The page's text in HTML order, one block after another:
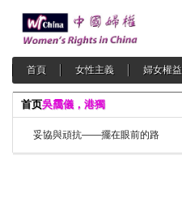
首頁 女性主義 婦女權益
首页吳靄儀，港獨
妥協與頑抗——擺在眼前的路